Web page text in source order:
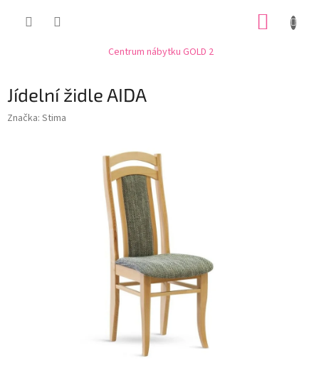
Centrum nábytku GOLD 2
Jídelní židle AIDA
Značka: Stima